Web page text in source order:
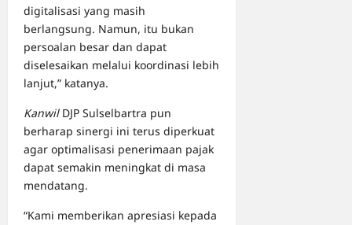
digitalisasi yang masih
berlangsung. Namun, itu bukan
persoalan besar dan dapat
diselesaikan melalui koordinasi lebih
lanjut,” katanya.
KanwilDJP Sulselbartra pun
berharap sinergi ini terus diperkuat
agar optimalisasi penerimaan pajak
dapat semakin meningkat di masa
mendatang.
“Kami memberikan apresiasi kepada